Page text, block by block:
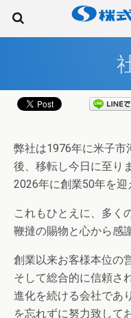
弊社は1976年に米子市
後、移転し今日に至り
2026年に創業50年を迎
これもひとえに、多く
鞭撻の賜物と心から感
創業以来お客様本位の
そして総合的に信頼さ
進化を続ける会社であ
を忘れずに努力致して